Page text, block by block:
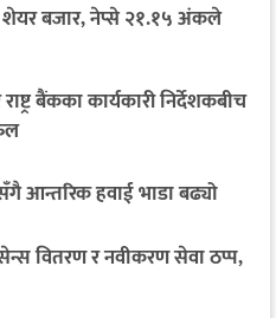
शेयर बजार, नेप्से २१.१५ अंकले
बैंकका कार्यकारी निर्देशकबीच
आन्तरिक हवाई भाडा बढ्यो
वितरण र नवीकरण सेवा ठप्प,